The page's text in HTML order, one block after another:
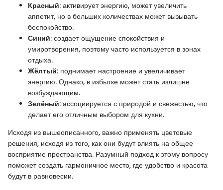
Красный: активирует энергию, может увеличить
аппетит, но в больших количествах может вызывать
беспокойство.
Синий: создает ощущение спокойствия и
умиротворения, поэтому часто используется в зонах
отдыха.
Жёлтый: поднимает настроение и увеличивает
энергию. Однако, в избытке может стать излишне
возбуждающим.
Зелёный: ассоциируется с природой и свежестью, что
делает его отличным выбором для кухни.
Исходя из вышеописанного, важно применять цветовые
решения, исходя из того, как они будут влиять на общее
восприятие пространства. Разумный подход к этому вопросу
поможет создать гармоничное место, где удобство и красота
будут в равновесии.